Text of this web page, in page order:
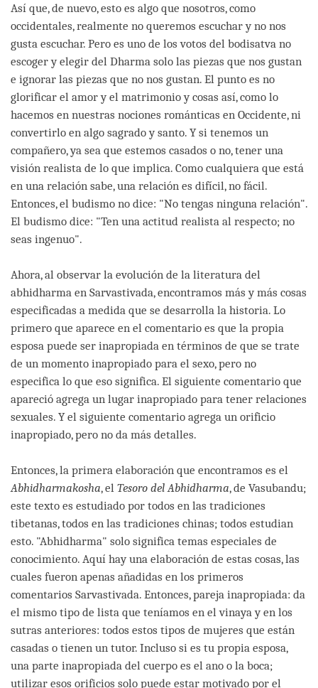
Así que, de nuevo, esto es algo que nosotros, como
occidentales, realmente no queremos escuchar y no nos
gusta escuchar. Pero es uno de los votos del bodisatva no
escoger y elegir del Dharma solo las piezas que nos gustan
e ignorar las piezas que no nos gustan. El punto es no
glorificar el amor y el matrimonio y cosas así, como lo
hacemos en nuestras nociones románticas en Occidente, ni
convertirlo en algo sagrado y santo. Y si tenemos un
compañero, ya sea que estemos casados o no, tener una
visión realista de lo que implica. Como cualquiera que está
en una relación sabe, una relación es difícil, no fácil.
Entonces, el budismo no dice: "No tengas ninguna relación".
El budismo dice: "Ten una actitud realista al respecto; no
seas ingenuo".
Ahora, al observar la evolución de la literatura del
abhidharma en Sarvastivada, encontramos más y más cosas
especificadas a medida que se desarrolla la historia. Lo
primero que aparece en el comentario es que la propia
esposa puede ser inapropiada en términos de que se trate
de un momento inapropiado para el sexo, pero no
especifica lo que eso significa. El siguiente comentario que
apareció agrega un lugar inapropiado para tener relaciones
sexuales. Y el siguiente comentario agrega un orificio
inapropiado, pero no da más detalles.
Entonces, la primera elaboración que encontramos es el
Abhidharmakosha, el Tesoro del Abhidharma, de Vasubandu;
este texto es estudiado por todos en las tradiciones
tibetanas, todos en las tradiciones chinas; todos estudian
esto. "Abhidharma" solo significa temas especiales de
conocimiento. Aquí hay una elaboración de estas cosas, las
cuales fueron apenas añadidas en los primeros
comentarios Sarvastivada. Entonces, pareja inapropiada: da
el mismo tipo de lista que teníamos en el vinaya y en los
sutras anteriores: todos estos tipos de mujeres que están
casadas o tienen un tutor. Incluso si es tu propia esposa,
una parte inapropiada del cuerpo es el ano o la boca;
utilizar esos orificios solo puede estar motivado por el